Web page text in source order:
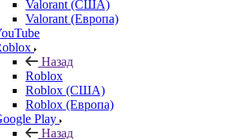
Valorant (США)
Valorant (Европа)
Назад
Roblox
Roblox (США)
Roblox (Европа)
Play
Назад